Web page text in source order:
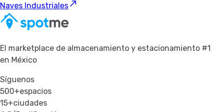
Naves Industriales
El marketplace de almacenamiento y estacionamiento #1
en México
Síguenos
500+espacios
15+ciudades